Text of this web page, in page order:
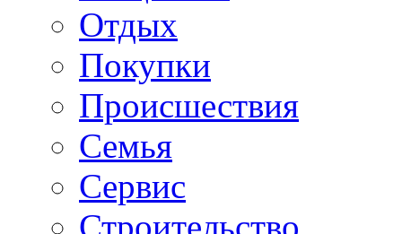
Отдых
Покупки
Происшествия
Семья
Сервис
Строительство